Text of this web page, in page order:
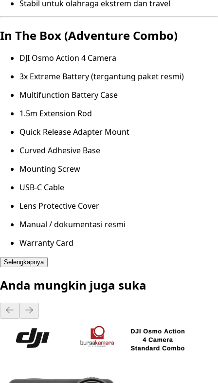
Stabil untuk olahraga ekstrem dan travel
In The Box (Adventure Combo)
DJI Osmo Action 4 Camera
3x Extreme Battery (tergantung paket resmi)
Multifunction Battery Case
1.5m Extension Rod
Quick Release Adapter Mount
Curved Adhesive Base
Mounting Screw
USB-C Cable
Lens Protective Cover
Manual / dokumentasi resmi
Warranty Card
Selengkapnya
Anda mungkin juga suka